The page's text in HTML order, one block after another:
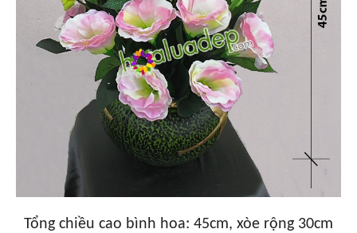
Tổng chiều cao bình hoa: 45cm, xòe rộng 30cm